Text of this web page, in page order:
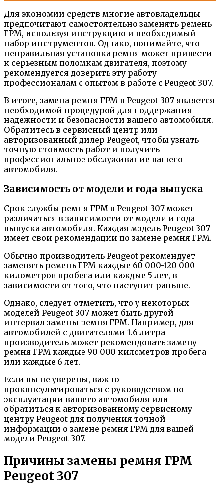
Для экономии средств многие автовладельцы
предпочитают самостоятельно заменять ремень
ГРМ, используя инструкцию и необходимый
набор инструментов. Однако, понимайте, что
неправильная установка ремня может привести
к серьезным поломкам двигателя, поэтому
рекомендуется доверить эту работу
профессионалам с опытом в работе с Peugeot 307.
В итоге, замена ремня ГРМ в Peugeot 307 является
необходимой процедурой для поддержания
надежности и безопасности вашего автомобиля.
Обратитесь в сервисный центр или
авторизованный дилер Peugeot, чтобы узнать
точную стоимость работ и получить
профессиональное обслуживание вашего
автомобиля.
Зависимость от модели и года выпуска
Срок службы ремня ГРМ в Peugeot 307 может
различаться в зависимости от модели и года
выпуска автомобиля. Каждая модель Peugeot 307
имеет свои рекомендации по замене ремня ГРМ.
Обычно производитель Peugeot рекомендует
заменять ремень ГРМ каждые 60 000-120 000
километров пробега или каждые 5 лет, в
зависимости от того, что наступит раньше.
Однако, следует отметить, что у некоторых
моделей Peugeot 307 может быть другой
интервал замены ремня ГРМ. Например, для
автомобилей с двигателями 1.6 литра
производитель может рекомендовать замену
ремня ГРМ каждые 90 000 километров пробега
или каждые 6 лет.
Если вы не уверены, важно
проконсультироваться с руководством по
эксплуатации вашего автомобиля или
обратиться к авторизованному сервисному
центру Peugeot для получения точной
информации о замене ремня ГРМ для вашей
модели Peugeot 307.
Причины замены ремня ГРМ
Peugeot 307